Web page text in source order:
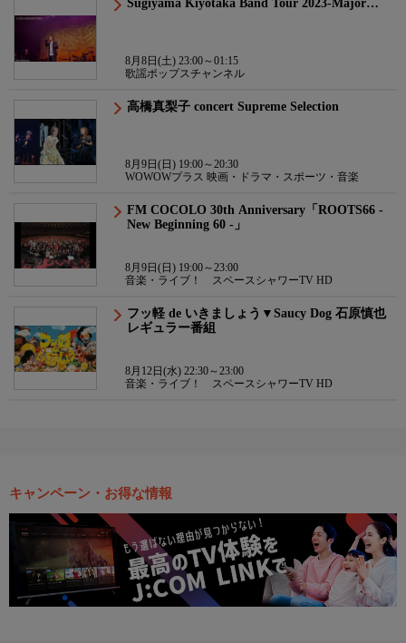
Sugiyama Kiyotaka Band Tour 2023-Major…
8月8日(土) 23:00～01:15
歌謡ポップスチャンネル
高橋真梨子 concert Supreme Selection
8月9日(日) 19:00～20:30
WOWOWプラス 映画・ドラマ・スポーツ・音楽
FM COCOLO 30th Anniversary「ROOTS66 -
New Beginning 60 -」
8月9日(日) 19:00～23:00
音楽・ライブ！ スペースシャワーTV HD
フッ軽 de いきましょう▼Saucy Dog 石原慎也
レギュラー番組
8月12日(水) 22:30～23:00
音楽・ライブ！ スペースシャワーTV HD
キャンペーン・お得な情報